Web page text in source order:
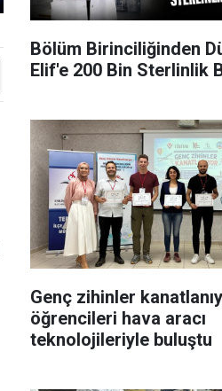
Bölüm Birinciliğinden
Elif'e 200 Bin Sterlinlik
Genç zihinler
öğrencileri hava aracı
teknolojileriyle buluştu